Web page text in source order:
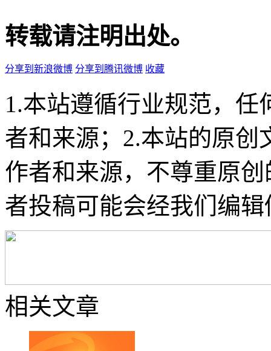
转载请注明出处。
分享到新浪微博 分享到腾讯微博 收藏
1.本站遵循行业规范，
者和来源；2.本站的原
作者和来源，不尊重原
者投稿可能会经我们编
相关文章